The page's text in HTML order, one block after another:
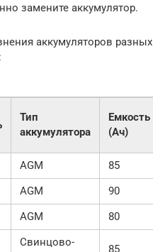
замените аккумулятор.
аккумуляторов разных
Тип
аккумулятора
Емкость
(Ач)
AGM 85
AGM 90
AGM 80
Свинцово-
85